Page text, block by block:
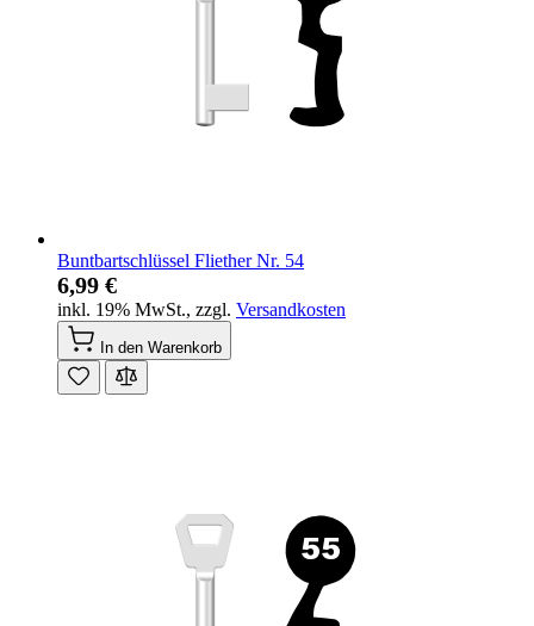
Buntbartschlüssel Fliether Nr. 54
6,99 €
inkl. 19% MwSt., zzgl. Versandkosten
In den Warenkorb